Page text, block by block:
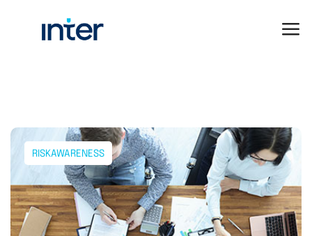
RISKAWARENESS